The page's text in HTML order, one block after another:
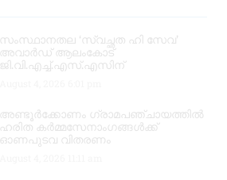
സംസ്ഥാനതല ‘സ്വച്ഛത ഹി സേവ’
അവാർഡ് ആലംകോട്
ജി.വി.എച്ച്.എസ്.എസിന്
അണ്ടൂർക്കോണം ഗ്രാമപഞ്ചായത്തിൽ
ഹരിത കർമ്മസേനാംഗങ്ങൾക്ക്
ഓണപുടവ വിതരണം